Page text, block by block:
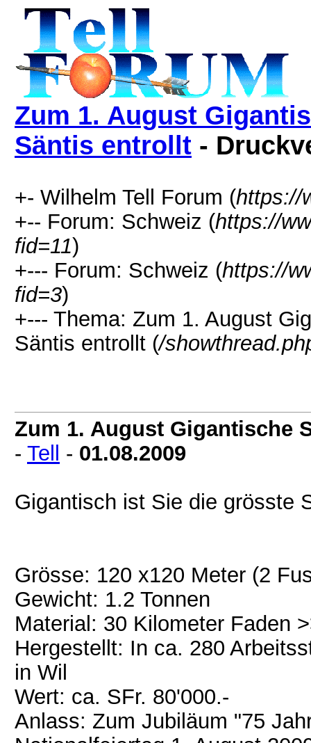
Zum 1. August
Säntis entrollt -
+- Wilhelm Tell Forum (https://
+-- Forum: Schweiz (https://
fid=11)
+--- Forum: Schweiz (https://
fid=3)
+--- Thema: Zum 1. August
Säntis entrollt (/
Zum 1. August Gigantische
- Tell - 01.08.2009
Gigantisch ist Sie die grösste
Grösse: 120 x120 Meter (2
Gewicht: 1.2 Tonnen
Material: 30 Kilometer Faden
Hergestellt: In ca. 280
in Wil
Wert: ca. SFr. 80'000.-
Anlass: Zum Jubiläum "75